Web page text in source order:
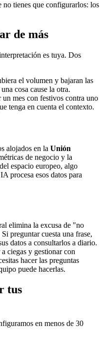
no tienes que configurarlos: los
de más
es tuya. Dos
el volumen y bajaran las
cosa cause la otra.
un mes con festivos contra uno
tenga en cuenta el contexto.
alojados en la Unión
de negocio y la
espacio europeo, algo
procesa esos datos para
elimina la excusa de "no
preguntar cuesta una frase,
datos a consultarlos a diario.
ciegas y gestionar con
hacer las preguntas
puede hacerlas.
tus
en menos de 30